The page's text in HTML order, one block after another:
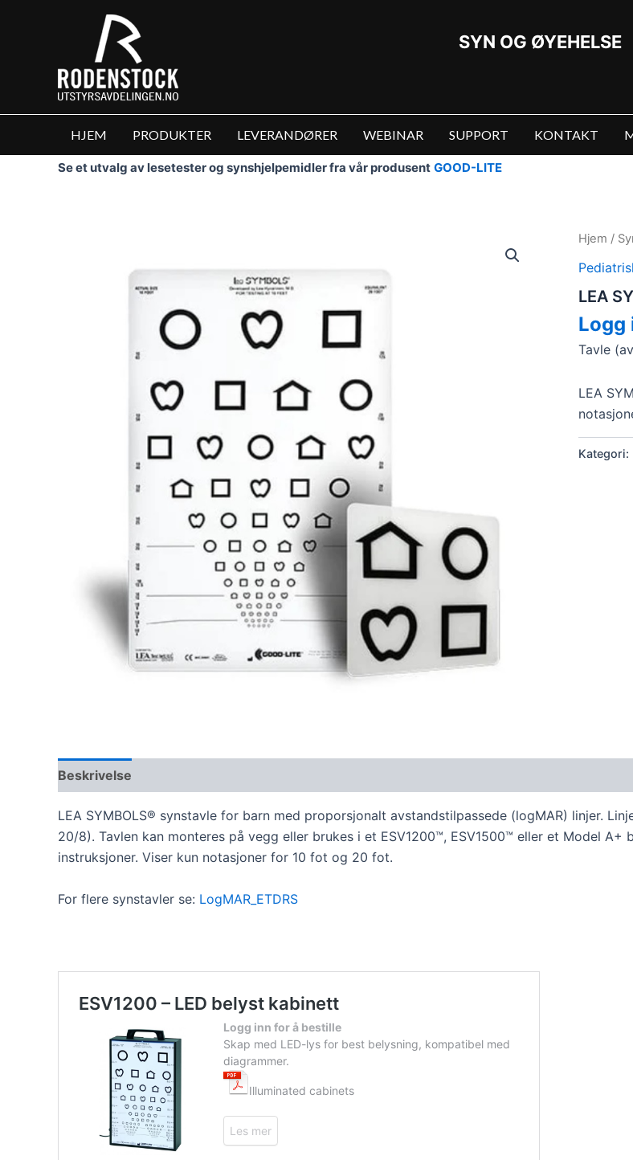
SYN OG ØYEHELSE
HJEM PRODUKTER LEVERANDØRER WEBINAR SUPPORT KONTAKT
Se et utvalg av lesetester og synshjelpemidler fra vår produsent GOOD-LITE
Hjem /
LEA
Logg
Tavle
LEA
Kategori:
Beskrivelse
LEA SYMBOLS® synstavle for barn med proporsjonalt avstandstilpassede (logMAR) linjer.
20/8). Tavlen kan monteres på vegg eller brukes i et ESV1200™, ESV1500™ eller et Model
instruksjoner. Viser kun notasjoner for 10 fot og 20 fot.
For flere synstavler se: LogMAR_ETDRS